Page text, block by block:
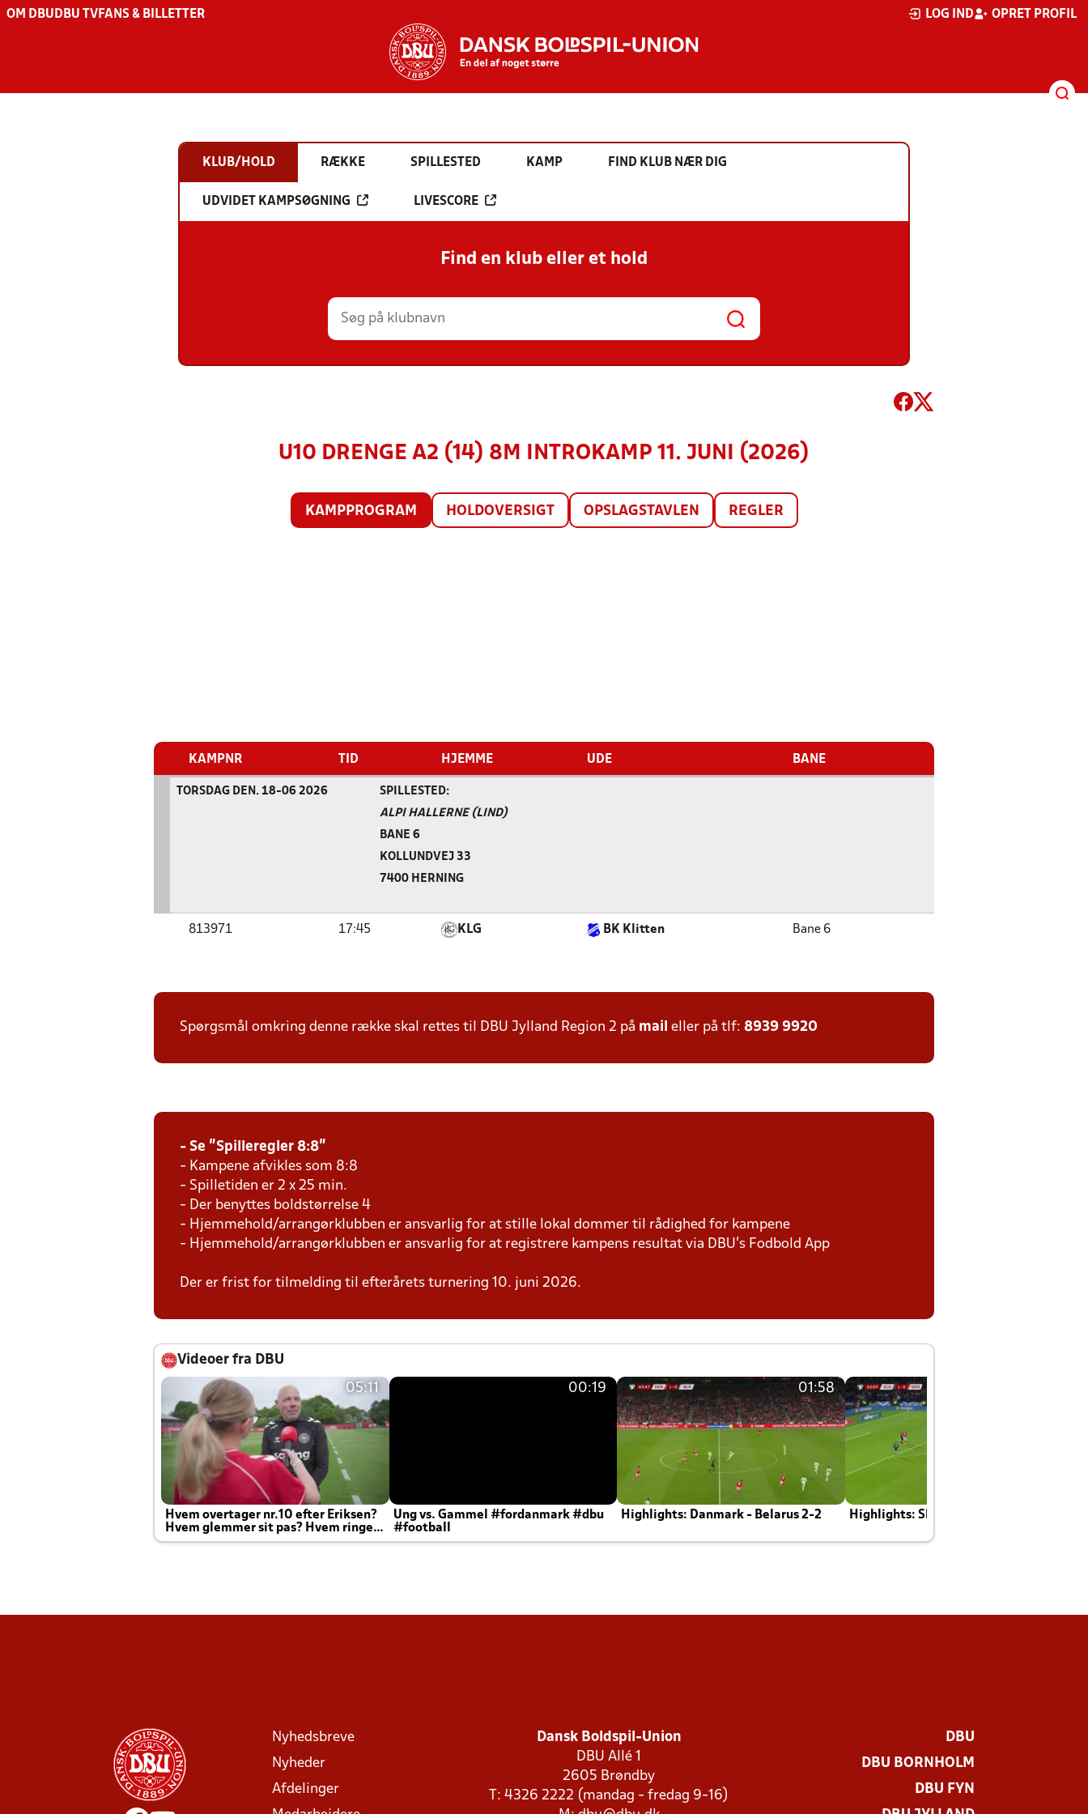
OM DBU DBU TV FANS & BILLETTER LOG IND OPRET PROFIL
KLUB/HOLD RÆKKE SPILLESTED KAMP FIND KLUB NÆR DIG
UDVIDET KAMPSØGNING LIVESCORE
Find en klub eller et hold
U10 DRENGE A2 (14) 8M INTROKAMP 11. JUNI (2026)
KAMPPROGRAM HOLDOVERSIGT OPSLAGSTAVLEN REGLER
KAMPNR TID HJEMME UDE BANE
TORSDAG DEN. 18-06 2026 SPILLESTED:
ALPI HALLERNE (LIND)
BANE 6
KOLLUNDVEJ 33
7400 HERNING
813971 17:45 KLG BK Klitten Bane 6
Spørgsmål omkring denne række skal rettes til DBU Jylland Region 2 på mail eller på tlf: 8939 9920
- Se "Spilleregler 8:8"
- Kampene afvikles som 8:8
- Spilletiden er 2 x 25 min.
- Der benyttes boldstørrelse 4
- Hjemmehold/arrangørklubben er ansvarlig for at stille lokal dommer til rådighed for kampene
- Hjemmehold/arrangørklubben er ansvarlig for at registrere kampens resultat via DBU's Fodbold App
Der er frist for tilmelding til efterårets turnering 10. juni 2026.
Videoer fra DBU
05:11
Hvem overtager nr.10 efter Eriksen?
Hvem glemmer sit pas? Hvem ringer
Joachim altid til efter kampe?
00:19
Ung vs. Gammel #fordanmark #dbu
#football
01:58
Highlights: Danmark - Belarus 2-2 Highlights: Skotland - Danmark 4-2
Nyhedsbreve
Nyheder
Afdelinger
Dansk Boldspil-Union
DBU Allé 1
2605 Brøndby
T: 4326 2222 (mandag - fredag 9-16)
DBU
DBU BORNHOLM
DBU FYN